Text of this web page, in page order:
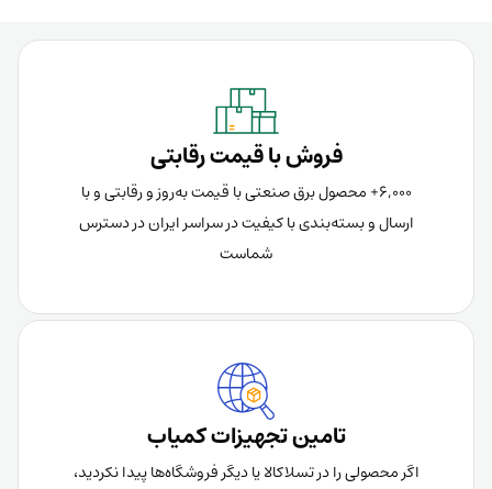
فروش با قیمت رقابتی
6,000+ محصول برق صنعتی با قیمت به‌روز و رقابتی و با
ارسال و بسته‌بندی با کیفیت در سراسر ایران در دسترس
شماست
تامین تجهیزات کمیاب
اگر محصولی را در تسلاکالا یا دیگر فروشگاه‌ها پیدا نکردید،